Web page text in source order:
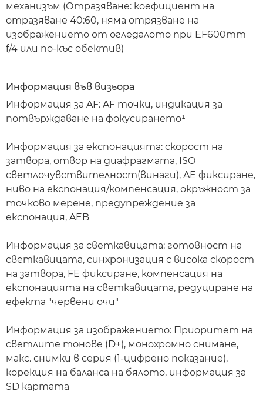
механизъм (Отразяване: коефициент на
отразяване 40:60, няма отрязване на
изображението от огледалото при EF600mm
f/4 или по-къс обектив)
Информация във визьора
Информация за AF: AF точки, индикация за
потвърждаване на фокусирането¹
Информация за експонацията: скорост на
затвора, отвор на диафрагмата, ISO
светлочувствителност(винаги), AE фиксиране,
ниво на експонация/компенсация, окръжност за
точково мерене, предупреждение за
експонация, AEB
Информация за светкавицата: готовност на
светкавицата, синхронизация с висока скорост
на затвора, FE фиксиране, компенсация на
експонацията на светкавицата, редуциране на
ефекта "червени очи"
Информация за изображението: Приоритет на
светлите тонове (D+), монохромно снимане,
макс. снимки в серия (1-цифрено показание),
корекция на баланса на бялото, информация за
SD картата